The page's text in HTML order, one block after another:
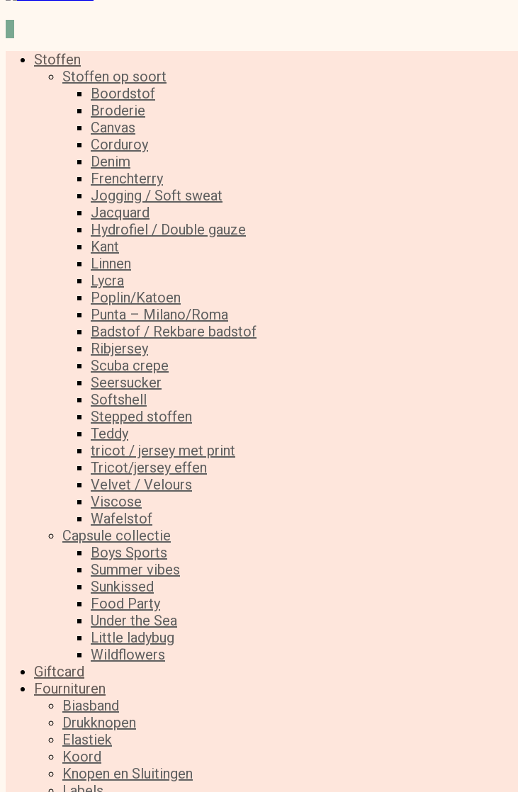
Stoffen
Stoffen op soort
Boordstof
Broderie
Canvas
Corduroy
Denim
Frenchterry
Jogging / Soft sweat
Jacquard
Hydrofiel / Double gauze
Kant
Linnen
Lycra
Poplin/Katoen
Punta – Milano/Roma
Badstof / Rekbare badstof
Ribjersey
Scuba crepe
Seersucker
Softshell
Stepped stoffen
Teddy
tricot / jersey met print
Tricot/jersey effen
Velvet / Velours
Viscose
Wafelstof
Capsule collectie
Boys Sports
Summer vibes
Sunkissed
Food Party
Under the Sea
Little ladybug
Wildflowers
Giftcard
Fournituren
Biasband
Drukknopen
Elastiek
Koord
Knopen en Sluitingen